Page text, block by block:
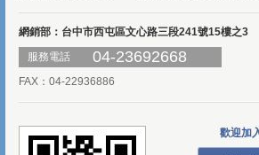
網銷部：台中市西屯區文心路三段241號15樓之3
服務電話
04-23692668
FAX：04-22936886
歡迎加